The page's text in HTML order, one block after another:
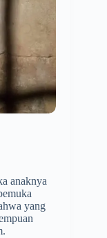
anaknya
yang